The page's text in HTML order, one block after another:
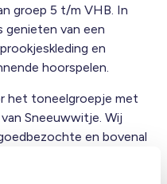
groep 5 t/m VHB. In
genieten van een
en
hoorspelen.
het toneelgroepje met
Sneeuwwitje. Wij
en bovenal
van een